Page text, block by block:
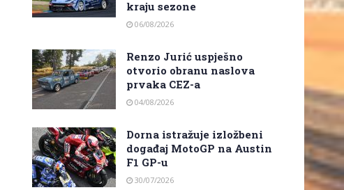
kraju sezone
06/08/2026
Renzo Jurić uspješno
otvorio obranu naslova
prvaka CEZ-a
04/08/2026
Dorna istražuje izložbeni
događaj MotoGP na Austin
F1 GP-u
30/07/2026